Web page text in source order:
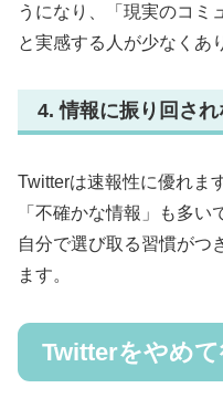
うになり、「現実のコミ
と実感する人が少なくあ
4. 情報に振り回さ
Twitterは速報性に優れま
「不確かな情報」も多
自分で選び取る習慣がつ
ます。
Twitterをやめ